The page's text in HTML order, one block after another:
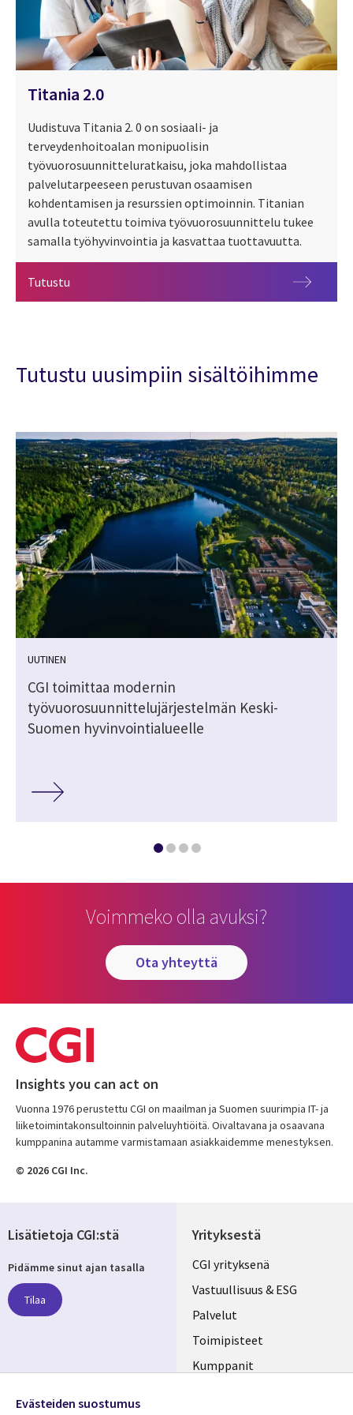
Titania 2.0
Uudistuva Titania 2. 0 on sosiaali- ja
terveydenhoitoalan monipuolisin
työvuorosuunnitteluratkaisu, joka mahdollistaa
palvelutarpeeseen perustuvan osaamisen
kohdentamisen ja resurssien optimoinnin. Titanian
avulla toteutettu toimiva työvuorosuunnittelu tukee
samalla työhyvinvointia ja kasvattaa tuottavuutta.
Tutustu
Tutustu uusimpiin sisältöihimme
UUTINEN
CGI toimittaa modernin
työvuorosuunnittelujärjestelmän Keski-
Suomen hyvinvointialueelle
Voimmeko olla avuksi?
ota yhteyttä
Insights you can act on
Vuonna 1976 perustettu CGI on maailman ja Suomen suurimpia IT- ja
liiketoimintakonsultoinnin palveluyhtiöitä. Oivaltavana ja osaavana
kumppanina autamme varmistamaan asiakkaidemme menestyksen.
© 2026 CGI Inc.
Yrityksestä
Useful
links
FINLAND
CGI yrityksenä
Vastuullisuus & ESG
Palvelut
Toimipisteet
Kumppanit
Lisätietoja CGI:stä
Pidämme sinut ajan tasalla
Tilaa
Evästeiden suostumus